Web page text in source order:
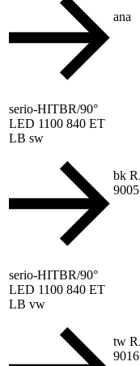
ana
serio-HITBR/90°
LED 1100 840 ET
LB sw
bk
9005
serio-HITBR/90°
LED 1100 840 ET
LB vw
tw
9016